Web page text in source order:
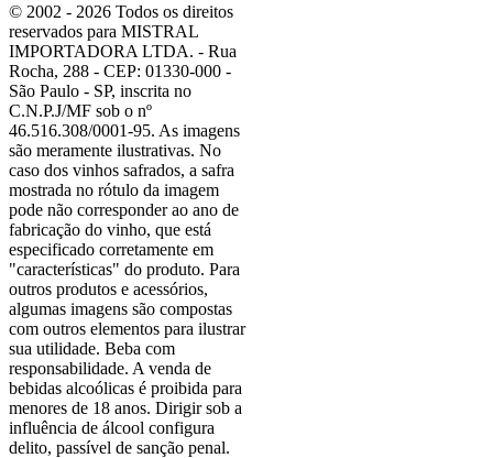
© 2002 - 2026 Todos os direitos
reservados para MISTRAL
IMPORTADORA LTDA. - Rua
Rocha, 288 - CEP: 01330-000 -
São Paulo - SP, inscrita no
C.N.P.J/MF sob o nº
46.516.308/0001-95. As imagens
são meramente ilustrativas. No
caso dos vinhos safrados, a safra
mostrada no rótulo da imagem
pode não corresponder ao ano de
fabricação do vinho, que está
especificado corretamente em
"características" do produto. Para
outros produtos e acessórios,
algumas imagens são compostas
com outros elementos para ilustrar
sua utilidade. Beba com
responsabilidade. A venda de
bebidas alcoólicas é proibida para
menores de 18 anos. Dirigir sob a
influência de álcool configura
delito, passível de sanção penal.